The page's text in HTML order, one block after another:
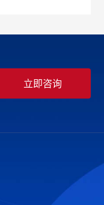
立即咨询